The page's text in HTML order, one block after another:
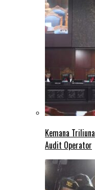
Kemana
Audit Operator